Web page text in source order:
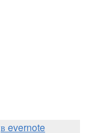
в evernote